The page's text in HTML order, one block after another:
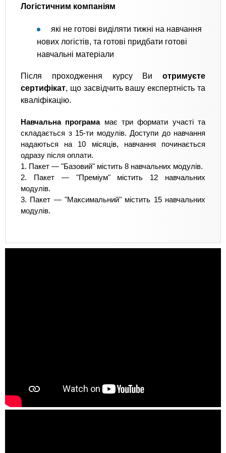
Логістичним компаніям
які не готові виділяти тижні на навчання
нових логістів, та готові придбати готові
навчальні матеріали
Після проходження курсу Ви отримуєте
сертифікат, що засвідчить вашу експертність та
кваліфікацію.
Навчальна програмамає три формати участі та
складається з 15-ти модулів. Доступи до навчання
надаються на 10 місяців, навчання починається
одразу після оплати.
1. Пакет — "Базовий" містить 8 навчальних модулів.
2. Пакет — "Преміум" містить 12 навчальних
модулів.
3. Пакет — "Максимальний" містить 15 навчальних
модулів.